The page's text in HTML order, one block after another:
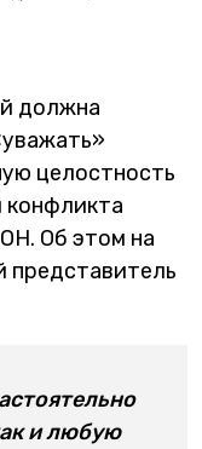
должна
целостность
конфликта
Об этом на
представитель
и любую